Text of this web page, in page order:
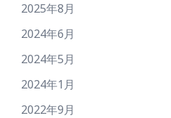
2025年8月
2024年6月
2024年5月
2024年1月
2022年9月